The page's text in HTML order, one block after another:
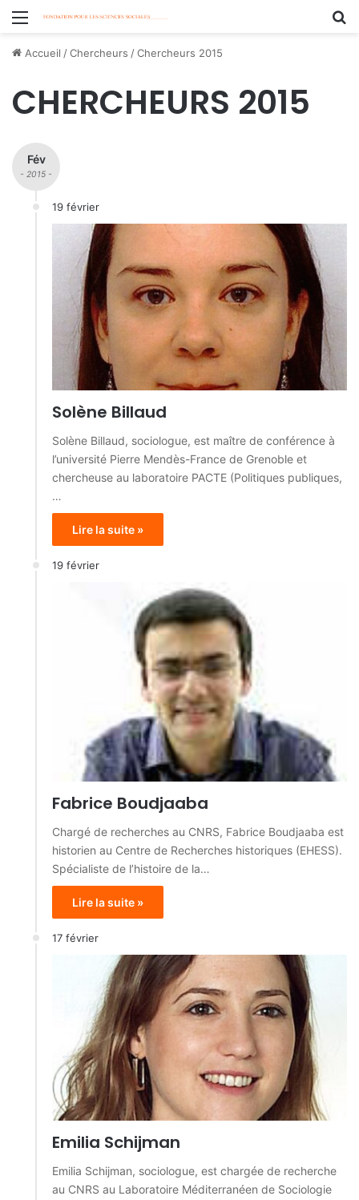
Menu
Accueil /Chercheurs /Chercheurs 2015
CHERCHEURS 2015
Fév
- 2015 -
19 février
Solène Billaud
Solène Billaud, sociologue, est maître de conférence à
l’université Pierre Mendès-France de Grenoble et
chercheuse au laboratoire PACTE (Politiques publiques,
…
Lire la suite »
19 février
Fabrice Boudjaaba
Chargé de recherches au CNRS, Fabrice Boudjaaba est
historien au Centre de Recherches historiques (EHESS).
Spécialiste de l’histoire de la…
Lire la suite »
17 février
Emilia Schijman
Emilia Schijman, sociologue, est chargée de recherche
au CNRS au Laboratoire Méditerranéen de Sociologie